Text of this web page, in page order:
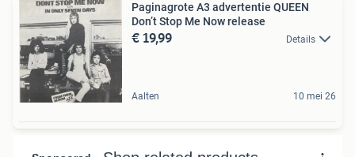
Paginagrote A3 advertentie QUEEN
Don’t Stop Me Now release
€ 19,99 Details
Aalten 10 mei 26